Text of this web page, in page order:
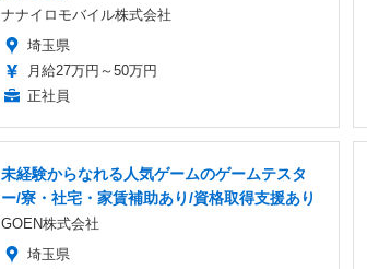
ナナイロモバイル株式会社
埼玉県
月給27万円～50万円
正社員
未経験からなれる人気ゲームのゲームテスタ
ー/寮・社宅・家賃補助あり/資格取得支援あり
GOEN株式会社
埼玉県